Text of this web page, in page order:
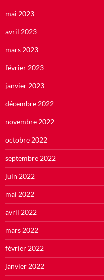
mai 2023
avril 2023
mars 2023
février 2023
janvier 2023
décembre 2022
novembre 2022
octobre 2022
septembre 2022
juin 2022
mai 2022
avril 2022
mars 2022
février 2022
janvier 2022